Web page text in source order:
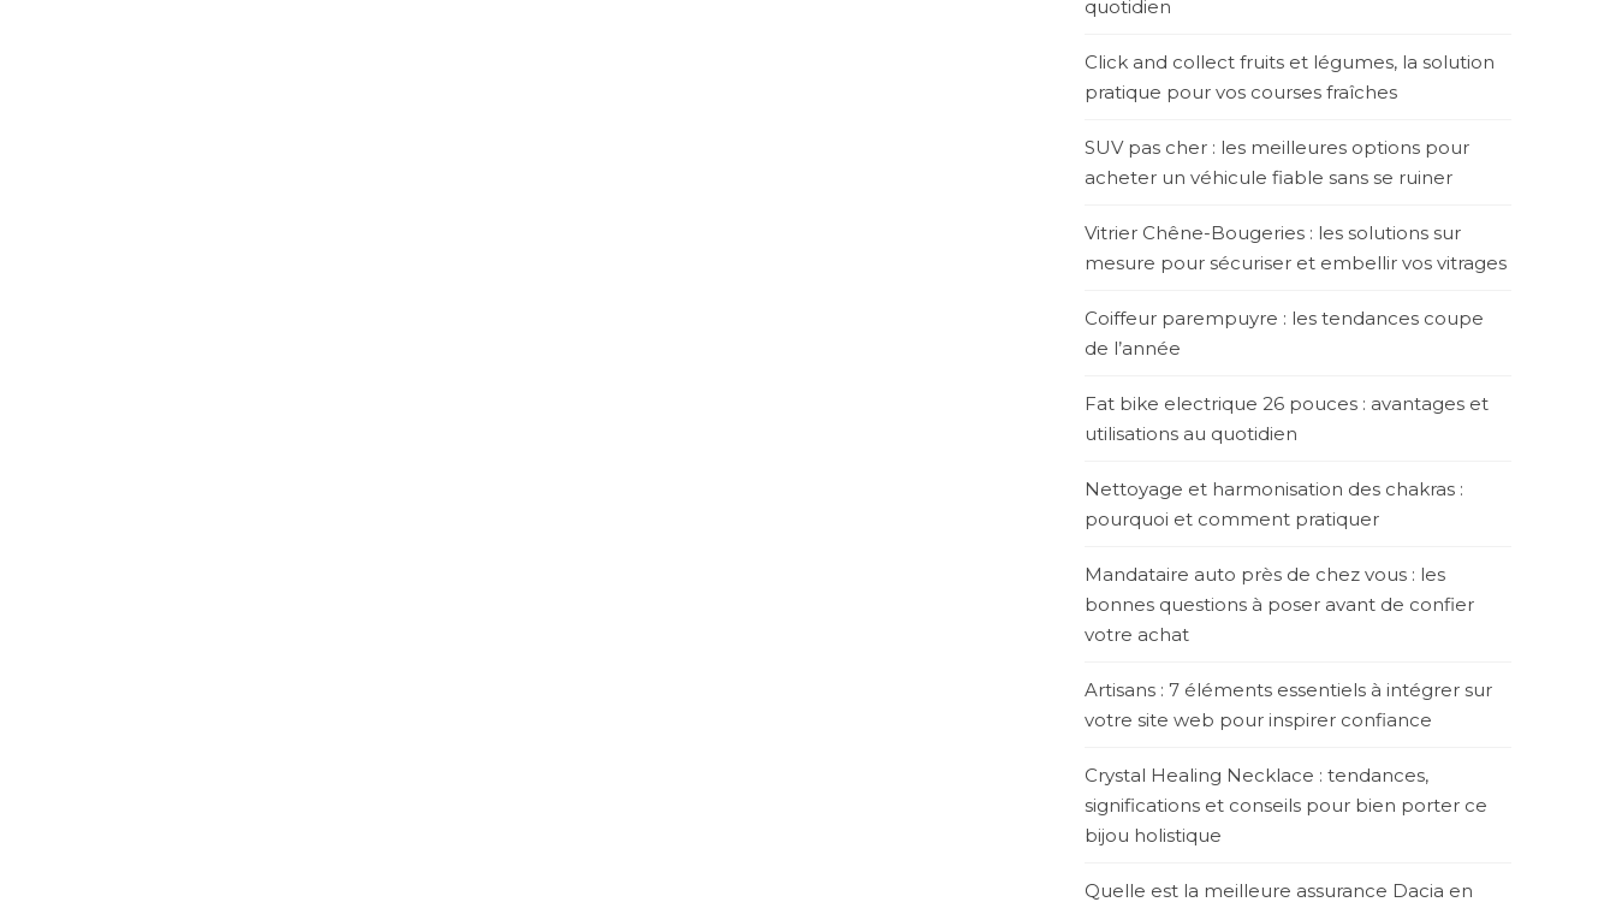
quotidien
Click and collect fruits et légumes, la solution
pratique pour vos courses fraîches
SUV pas cher : les meilleures options pour
acheter un véhicule fiable sans se ruiner
Vitrier Chêne-Bougeries : les solutions sur
mesure pour sécuriser et embellir vos vitrages
Coiffeur parempuyre : les tendances coupe
de l’année
Fat bike electrique 26 pouces : avantages et
utilisations au quotidien
Nettoyage et harmonisation des chakras :
pourquoi et comment pratiquer
Mandataire auto près de chez vous : les
bonnes questions à poser avant de confier
votre achat
Artisans : 7 éléments essentiels à intégrer sur
votre site web pour inspirer confiance
Crystal Healing Necklace : tendances,
significations et conseils pour bien porter ce
bijou holistique
Quelle est la meilleure assurance Dacia en